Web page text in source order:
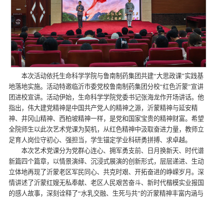
本次活动依托生命科学学院与鲁南制药集团共建“大思政课”实践基
地落地实施。活动特邀临沂市委党校鲁南制药集团分校“红色沂蒙”宣讲
团进校宣讲。活动伊始，生命科学学院党委书记张海龙作开场讲话。他
指出，伟大建党精神是中国共产党人的精神之源，沂蒙精神与延安精
神、井冈山精神、西柏坡精神一样，是党和国家宝贵的精神财富。希望
全院师生以此次艺术党课为契机，从红色精神中汲取奋进力量，教师立
足育人岗位守初心、强担当，学生锚定学业科研勇拼搏、求卓越。
本次艺术党课分为党群心连心、拥军勇支前、日月换新天、时代谱
新篇四个篇章，以情景演绎、沉浸式展演的创新形式，层层递进、生动
立体地再现了沂蒙老区军民同心、共克时艰、开拓奋进的峥嵘岁月。深
情讲述了沂蒙红嫂无私奉献、老区人民艰苦奋斗、新时代楷模实业报国
的感人故事，深刻诠释了“水乳交融、生死与共”的沂蒙精神丰富内涵与